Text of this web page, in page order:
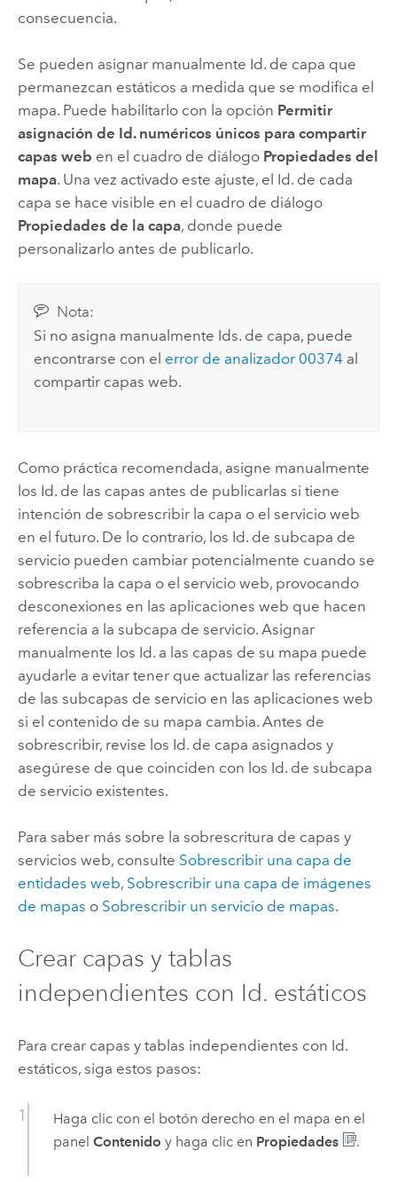
consecuencia.
Se pueden asignar manualmente Id. de capa que
permanezcan estáticos a medida que se modifica el
mapa. Puede habilitarlo con la opción Permitir
asignación de Id. numéricos únicos para compartir
capas web en el cuadro de diálogo Propiedades del
mapa. Una vez activado este ajuste, el Id. de cada
capa se hace visible en el cuadro de diálogo
Propiedades de la capa, donde puede
personalizarlo antes de publicarlo.
Nota:
Si no asigna manualmente Ids. de capa, puede
encontrarse con el error de analizador 00374 al
compartir capas web.
Como práctica recomendada, asigne manualmente
los Id. de las capas antes de publicarlas si tiene
intención de sobrescribir la capa o el servicio web
en el futuro. De lo contrario, los Id. de subcapa de
servicio pueden cambiar potencialmente cuando se
sobrescriba la capa o el servicio web, provocando
desconexiones en las aplicaciones web que hacen
referencia a la subcapa de servicio. Asignar
manualmente los Id. a las capas de su mapa puede
ayudarle a evitar tener que actualizar las referencias
de las subcapas de servicio en las aplicaciones web
si el contenido de su mapa cambia. Antes de
sobrescribir, revise los Id. de capa asignados y
asegúrese de que coinciden con los Id. de subcapa
de servicio existentes.
Para saber más sobre la sobrescritura de capas y
servicios web, consulte Sobrescribir una capa de
entidades web, Sobrescribir una capa de imágenes
de mapas o Sobrescribir un servicio de mapas.
Crear capas y tablas
independientes con Id. estáticos
Para crear capas y tablas independientes con Id.
estáticos, siga estos pasos:
Haga clic con el botón derecho en el mapa en el
panel Contenido y haga clic en Propiedades .